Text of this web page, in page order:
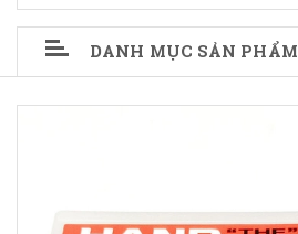
DANH MỤC SẢN PHẨM